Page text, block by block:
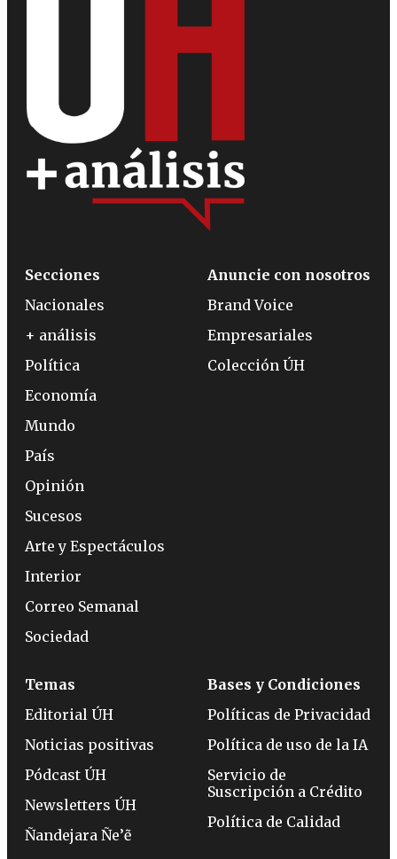
Secciones
Nacionales
+ análisis
Política
Economía
Mundo
País
Opinión
Sucesos
Arte y Espectáculos
Interior
Correo Semanal
Sociedad
Anuncie con nosotros
Brand Voice
Empresariales
Colección ÚH
Temas
Editorial ÚH
Noticias positivas
Pódcast ÚH
Newsletters ÚH
Ñandejara Ñe’ẽ
Bases y Condiciones
Políticas de Privacidad
Política de uso de la IA
Servicio de
Suscripción a Crédito
Política de Calidad